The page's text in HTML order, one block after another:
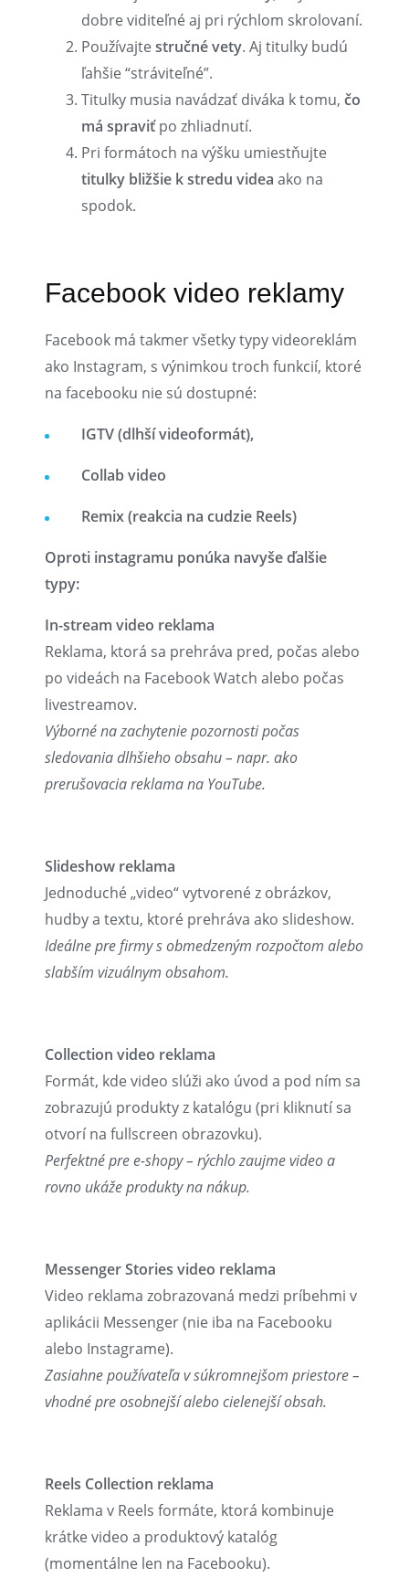
dobre viditeľné aj pri rýchlom skrolovaní.
Používajte stručné vety. Aj titulky budú
ľahšie “stráviteľné”.
Titulky musia navádzať diváka k tomu, čo
má spraviťpo zhliadnutí.
Pri formátoch na výšku umiestňujte
titulky bližšie k stredu videa ako na
spodok.
Facebook video reklamy
Facebook má takmer všetky typy videoreklám
ako Instagram, s výnimkou troch funkcií, ktoré
na facebooku nie sú dostupné:
IGTV (dlhší videoformát),
Collab video
Remix (reakcia na cudzie Reels)
Oproti instagramu ponúka navyše ďalšie
typy:
In-stream video reklama
Reklama, ktorá sa prehráva pred, počas alebo
po videách na Facebook Watch alebo počas
livestreamov.
Výborné na zachytenie pozornosti počas
sledovania dlhšieho obsahu – napr. ako
prerušovacia reklama na YouTube.
Slideshow reklama
Jednoduché „video“ vytvorené z obrázkov,
hudby a textu, ktoré prehráva ako slideshow.
Ideálne pre firmy s obmedzeným rozpočtom alebo
slabším vizuálnym obsahom.
Collection video reklama
Formát, kde video slúži ako úvod a pod ním sa
zobrazujú produkty z katalógu (pri kliknutí sa
otvorí na fullscreen obrazovku).
Perfektné pre e-shopy – rýchlo zaujme video a
rovno ukáže produkty na nákup.
Messenger Stories video reklama
Video reklama zobrazovaná medzi príbehmi v
aplikácii Messenger (nie iba na Facebooku
alebo Instagrame).
Zasiahne používateľa v súkromnejšom priestore –
vhodné pre osobnejší alebo cielenejší obsah.
Reels Collection reklama
Reklama v Reels formáte, ktorá kombinuje
krátke video a produktový katalóg
(momentálne len na Facebooku).